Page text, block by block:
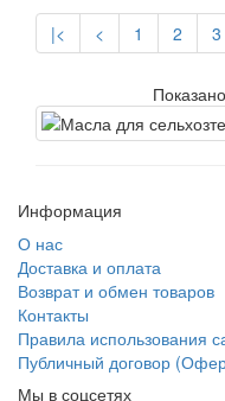
|< < 1 2 3
Информация
О нас
Доставка и оплата
Возврат и обмен товаров
Контакты
Правила использования
Публичный договор
Мы в соцсетях